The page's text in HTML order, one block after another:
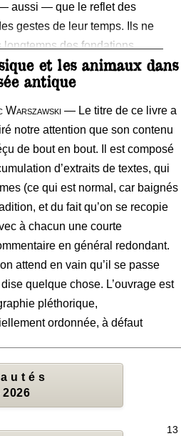
aussi — que le reflet des
gestes de leur temps. Ils ne
des fondations
dans l’Europe
peur
et les animaux dans
antique
Warszawski — Le titre de ce livre a
notre attention que son contenu
de bout en bout. Il est composé
d’extraits de textes, qui
(ce qui est normal, car baignés
et du fait qu’on se recopie
à chacun une courte
en général redondant.
attend en vain qu’il se passe
quelque chose. L’ouvrage est
pléthorique,
ordonnée, à défaut
u t é s
13